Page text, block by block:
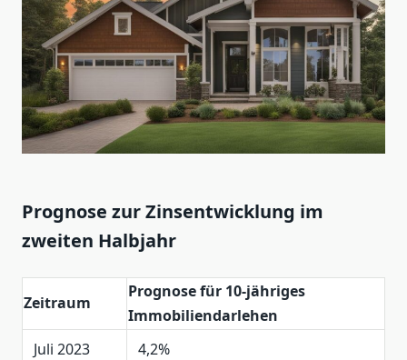
Prognose zur Zinsentwicklung im
zweiten Halbjahr
Zeitraum
Prognose für 10-jähriges
Immobiliendarlehen
Juli 2023
4,2%